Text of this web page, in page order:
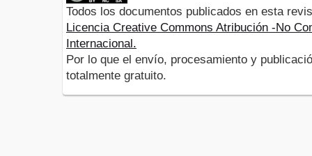
Todos los documentos publicados en esta
Licencia Creative Commons Atribución -No
Internacional.
Por lo que el envío, procesamiento y
totalmente gratuito.